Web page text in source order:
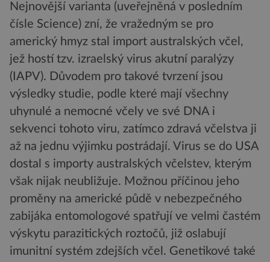
Nejnovější varianta (uveřejněná v posledním
čísle Science) zní, že vražedným se pro
americký hmyz stal import australských včel,
jež hostí tzv. izraelský virus akutní paralýzy
(IAPV). Důvodem pro takové tvrzení jsou
výsledky studie, podle které mají všechny
uhynulé a nemocné včely ve své DNA i
sekvenci tohoto viru, zatímco zdravá včelstva ji
až na jednu výjimku postrádají. Virus se do USA
dostal s importy australských včelstev, kterým
však nijak neubližuje. Možnou příčinou jeho
proměny na americké půdě v nebezpečného
zabijáka entomologové spatřují ve velmi častém
výskytu parazitických roztočů, již oslabují
imunitní systém zdejších včel. Genetikové také